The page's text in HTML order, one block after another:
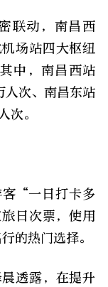
联动，南昌西
场站四大枢纽
中，南昌西站
次、南昌东站
。
客“一日打卡多
日次票，使用
的热门选择。
透露，在提升